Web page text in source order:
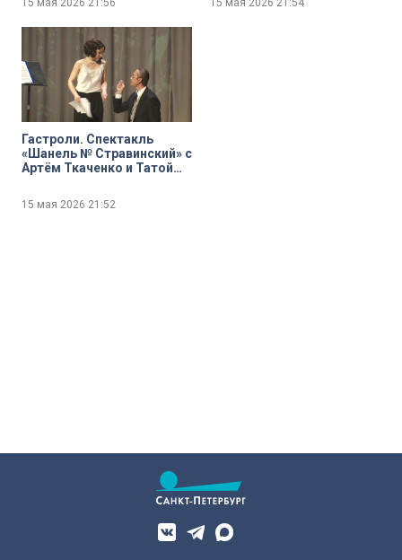
Воткинске и Глинки в
Гастроли. Спектакль
«Шанель № Стравинский» с
Артём Ткаченко и Татой
15 мая 2026 21:52